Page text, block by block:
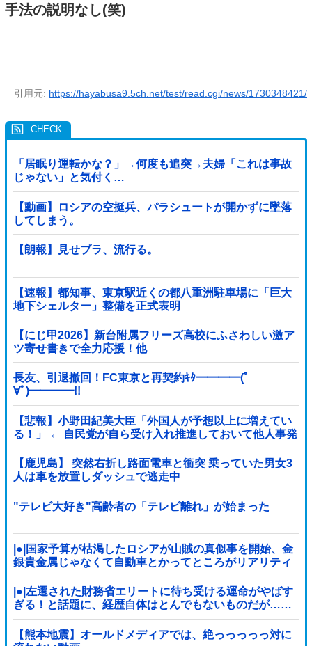
手法の説明なし(笑)
引用元: https://hayabusa9.5ch.net/test/read.cgi/news/1730348421/
「居眠り運転かな？」→何度も追突→夫婦「これは事故
じゃない」と気付く…
【動画】ロシアの空挺兵、パラシュートが開かずに墜落
してしまう。
【朗報】見せブラ、流行る。
【速報】都知事、東京駅近くの都八重洲駐車場に「巨大
地下シェルター」整備を正式表明
【にじ甲2026】新台附属フリーズ高校にふさわしい激ア
ツ寄せ書きで全力応援！他
長友、引退撤回！FC東京と再契約ｷﾀ━━━━(ﾟ
∀ﾟ)━━━━!!
【悲報】小野田紀美大臣「外国人が予想以上に増えてい
る！」 ← 自民党が自ら受け入れ推進しておいて他人事発
言と突っ込み殺到 ｗｗｗｗｗｗｗｗｗｗｗｗｗｗ
【鹿児島】 突然右折し路面電車と衝突 乗っていた男女3
人は車を放置しダッシュで逃走中
"テレビ大好き"高齢者の「テレビ離れ」が始まった
|●|国家予算が枯渇したロシアが山賊の真似事を開始、金
銀貴金属じゃなくて自動車とかってところがリアリティ
ありすぎる……
|●|左遷された財務省エリートに待ち受ける運命がやばす
ぎる！と話題に、経歴自体はとんでもないものだが……
【熊本地震】オールドメディアでは、絶っっっっっ対に